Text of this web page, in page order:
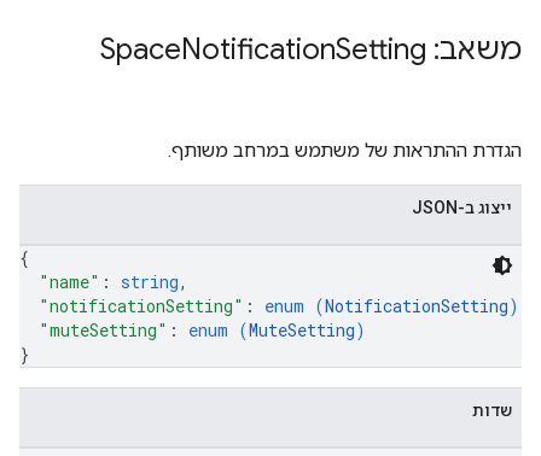
משאב: Space NotificationSetting
הגדרת ההתראות של משתמש במרחב משותף.
ייצוג ב-JSON
{
"name" : string,
"notificationSetting" : enum (NotificationSetting)
"muteSetting" : enum (MuteSetting)
}
שדות